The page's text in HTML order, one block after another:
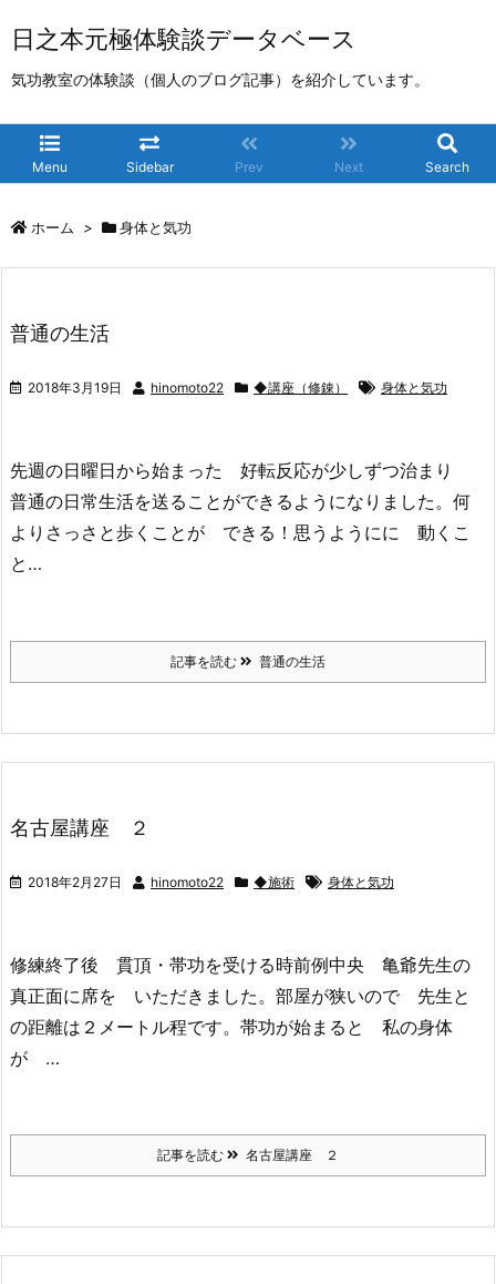
日之本元極体験談データベース
気功教室の体験談（個人のブログ記事）を紹介しています。
Menu Sidebar Prev Next Search
ホーム > 身体と気功
普通の生活
2018年3月19日 hinomoto22 ◆講座（修錬） 身体と気功
先週の日曜日から始まった 好転反応が少しずつ治まり
普通の日常生活を送ることができるようになりました。何
よりさっさと歩くことが できる！思うようにに 動くこ
と…
記事を読む 普通の生活
名古屋講座 ２
2018年2月27日 hinomoto22 ◆施術 身体と気功
修練終了後 貫頂・帯功を受ける時前例中央 亀爺先生の
真正面に席を いただきました。部屋が狭いので 先生と
の距離は２メートル程です。帯功が始まると 私の身体
が …
記事を読む 名古屋講座 ２